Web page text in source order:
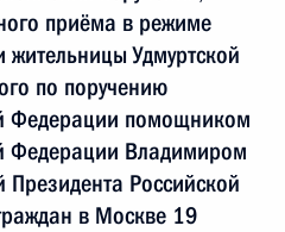
приёма в режиме
Удмуртской
по поручению
Федерации помощником
Федерации Владимиром
Российской
в Москве 19